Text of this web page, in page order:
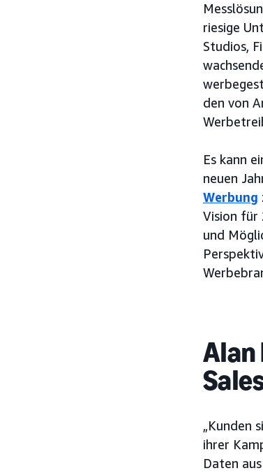
riesige
Studios,
den von
Es kann
neuen
Werbung
Vision für
und
Alan
„Kunden
ihrer
Daten